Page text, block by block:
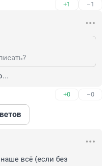
+1 –1
+0 –0
всё (если без